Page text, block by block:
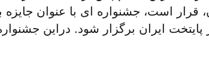
قرار است، جشنواره ای با عنوان